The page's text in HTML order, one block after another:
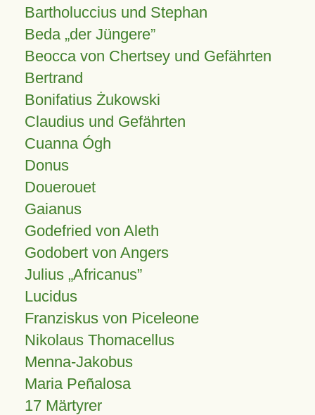
Bartholuccius und Stephan
Beda „der Jüngere”
Beocca von Chertsey und Gefährten
Bertrand
Bonifatius Żukowski
Claudius und Gefährten
Cuanna Ógh
Donus
Douerouet
Gaianus
Godefried von Aleth
Godobert von Angers
Julius Africanus
Lucidus
Franziskus von Piceleone
Nikolaus Thomacellus
Menna-Jakobus
Maria Peñalosa
17 Märtyrer